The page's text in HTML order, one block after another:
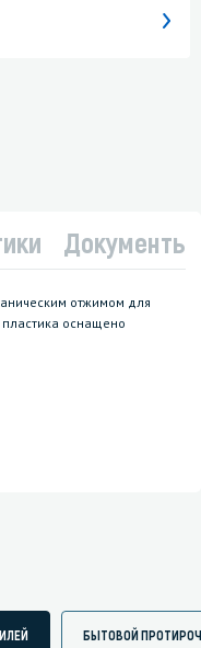
Документы
отжимом для
оснащено
БЫТОВОЙ